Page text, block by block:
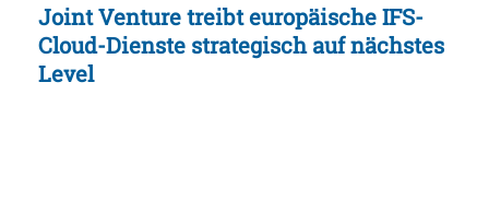
Joint Venture treibt europäische IFS-
Cloud-Dienste strategisch auf nächstes
Level